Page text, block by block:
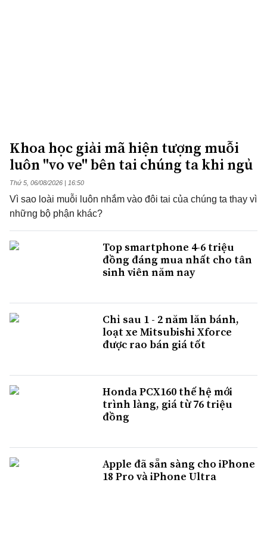
Khoa học giải mã hiện tượng muỗi
luôn "vo ve" bên tai chúng ta khi ngủ
Thứ 5, 06/08/2026 | 16:50
Vì sao loài muỗi luôn nhắm vào đôi tai của chúng ta thay vì
những bộ phận khác?
Top smartphone 4-6 triệu
đồng đáng mua nhất cho tân
sinh viên năm nay
Chỉ sau 1 - 2 năm lăn bánh,
loạt xe Mitsubishi Xforce
được rao bán giá tốt
Honda PCX160 thế hệ mới
trình làng, giá từ 76 triệu
đồng
Apple đã sẵn sàng cho iPhone
18 Pro và iPhone Ultra